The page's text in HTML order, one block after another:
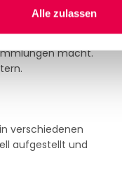
Alle zulassen
im
macht.
verschiedenen
aufgestellt und